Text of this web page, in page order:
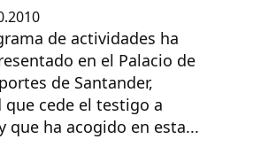
de actividades ha
en el Palacio de
de Santander,
que cede el testigo a
que ha acogido en esta...